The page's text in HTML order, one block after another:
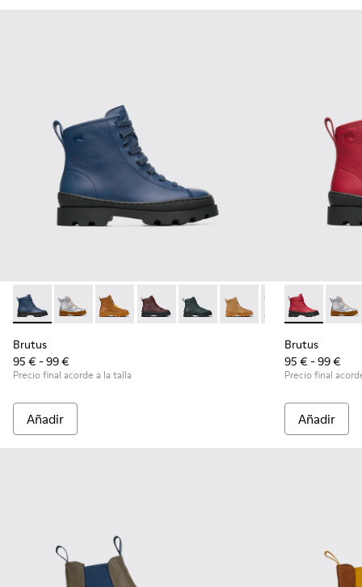
Brutus - K900179-008 - Botín de cordones azul para niño
Brutus - K900179-035
Brutus - K900179-032
Brutus - K900179-031
Brutus - K900179-027
Brutus - K900179-026
Brutus -Brutus -
Brutus
95 € - 99 €
Precio final acorde a la talla
Añadir
Brutus -
Brutus
95 € - 99 €
Precio final
Añadir